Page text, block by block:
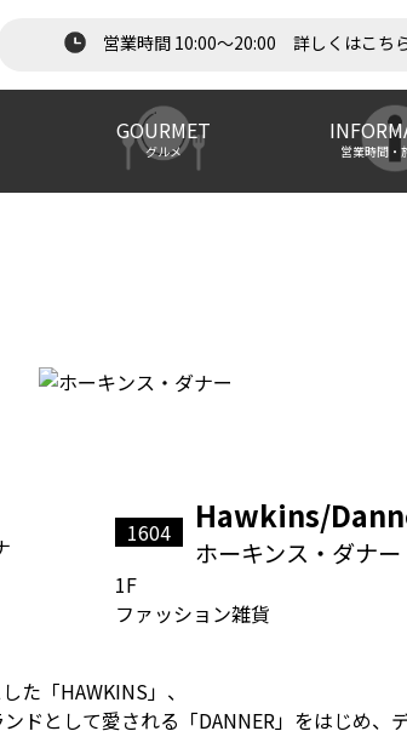
営業時間 10:00～20:00 詳しくはこち
GOURMET
グルメ 営業時間・
1604 Hawkins/
ホーキンス・ダナー
1F
ファッション雑貨
た「HAWKINS」、
ドとして愛される「DANNER」をはじめ、